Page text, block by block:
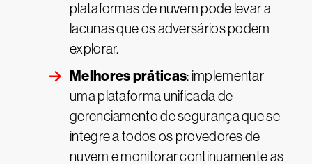
plataformas de nuvem pode levar a
lacunas que os adversários podem
explorar.
Melhores práticas: implementar
uma plataforma unificada de
gerenciamento de segurança que se
integre a todos os provedores de
nuvem e monitorar continuamente as